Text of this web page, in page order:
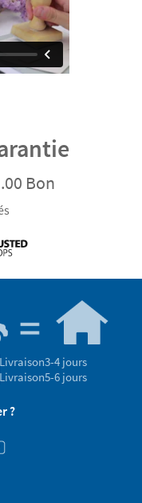
Bon
Livraison3-4 jours
Livraison5-6 jours
?